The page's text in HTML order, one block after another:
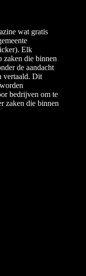
wat gratis
Elk
zaken die binnen
de aandacht
vertaald. Dit
bedrijven om te
zaken die binnen